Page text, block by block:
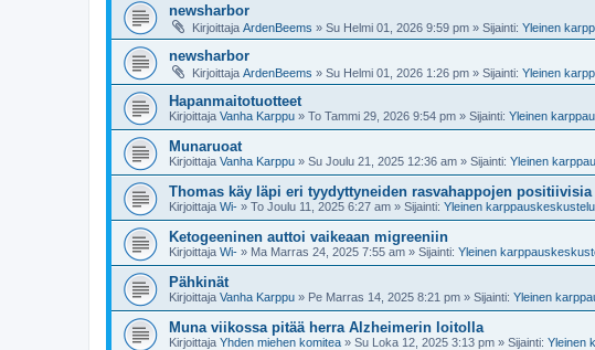
newsharbor
Kirjoittaja ArdenBeems » Su Helmi 01, 2026 9:59 pm » Sijainti: Yleinen
newsharbor
Kirjoittaja ArdenBeems » Su Helmi 01, 2026 1:26 pm » Sijainti: Yleinen
Hapanmaitotuotteet
Kirjoittaja Vanha Karppu » To Tammi 29, 2026 9:54 pm » Sijainti: Yleinen
Munaruoat
Kirjoittaja Vanha Karppu » Su Joulu 21, 2025 12:36 am » Sijainti: Yleinen
Thomas käy läpi eri tyydyttyneiden rasvahappojen
Kirjoittaja Wi- » To Joulu 11, 2025 6:27 am » Sijainti: Yleinen karppauskeskustelu
Ketogeeninen auttoi vaikeaan migreeniin
Kirjoittaja Wi- » Ma Marras 24, 2025 7:55 am » Sijainti: Yleinen
Pähkinät
Kirjoittaja Vanha Karppu » Pe Marras 14, 2025 8:21 pm » Sijainti: Yleinen
Muna viikossa pitää herra Alzheimerin loitolla
Kirjoittaja Yhden miehen komitea » Su Loka 12, 2025 3:13 pm » Sijainti: Yleinen